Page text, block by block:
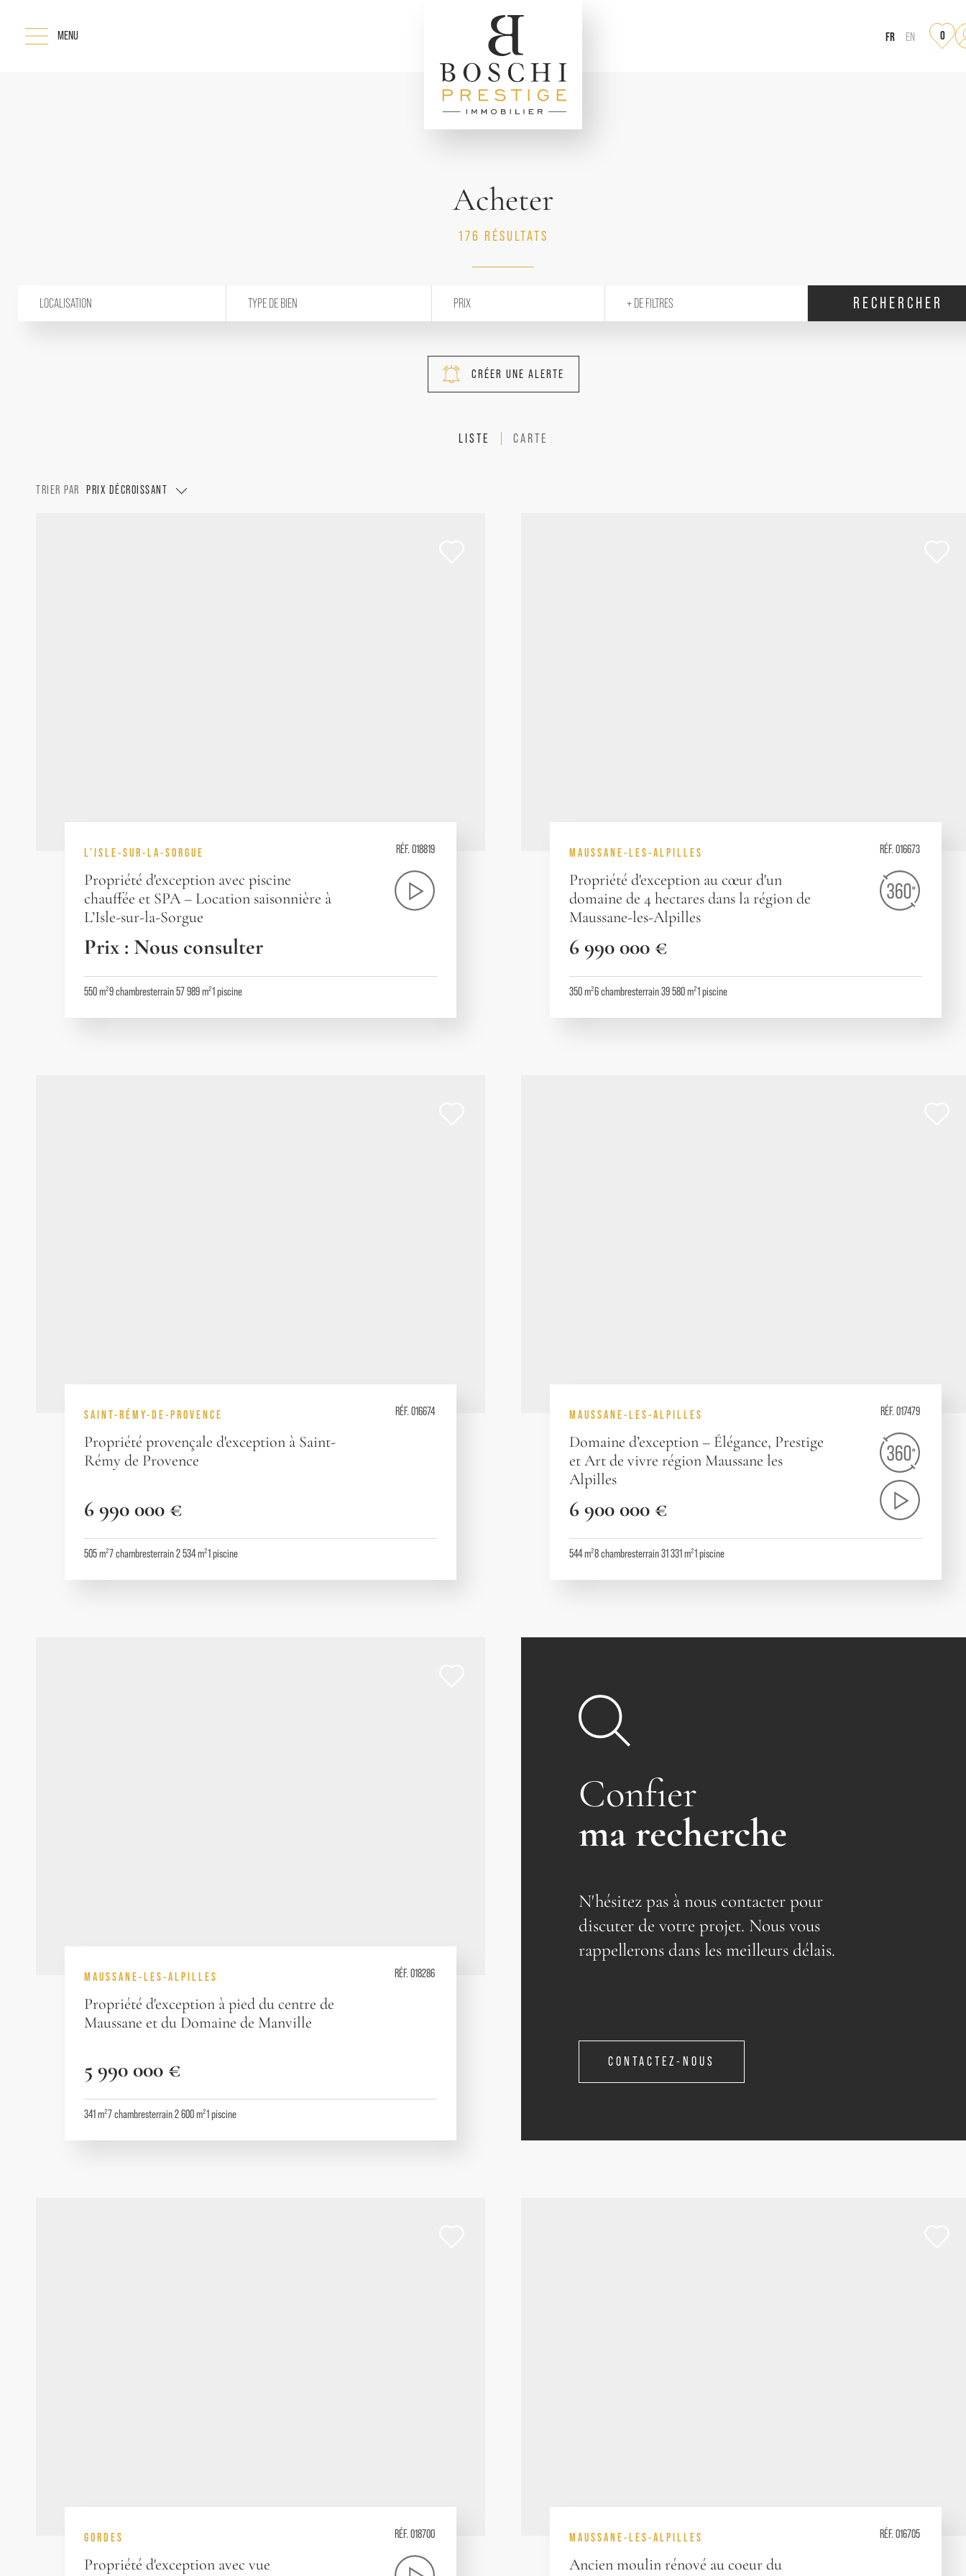
MENU FR EN 0
Acheter
176 RÉSULTATS
LOCALISATION TYPE DE BIEN PRIX + DE FILTRES RECHERCHER
CRÉER UNE ALERTE
LISTE CARTE
TRIER PAR PRIX DÉCROISSANT
L'ISLE-SUR-LA-SORGUE
Propriété d'exception avec piscine
chauffée et SPA – Location saisonnière à
L’Isle-sur-la-Sorgue
Prix : Nous consulter
RÉF. 018819
550 m²9chambresterrain 57 989 m²1piscine
MAUSSANE-LES-ALPILLES
Propriété d'exception au cœur d'un
domaine de 4 hectares dans la région de
Maussane-les-Alpilles
6 990 000 €
RÉF. 016673
350 m²6chambresterrain 39 580 m²1piscine
SAINT-RÉMY-DE-PROVENCE
Propriété provençale d'exception à Saint-
Rémy de Provence
6 990 000 €
RÉF. 016674
505 m²7chambresterrain 2 534 m²1piscine
MAUSSANE-LES-ALPILLES
Domaine d’exception – Élégance, Prestige
et Art de vivre région Maussane les
Alpilles
6 900 000 €
RÉF. 017479
544 m²8chambresterrain 31 331 m²1piscine
MAUSSANE-LES-ALPILLES
Propriété d'exception à pied du centre de
Maussane et du Domaine de Manville
5 990 000 €
RÉF. 018286
341 m²7chambresterrain 2 600 m²1piscine
Confier
ma recherche
N'hésitez pas à nous contacter pour
discuter de votre projet. Nous vous
rappellerons dans les meilleurs délais.
CONTACTEZ-NOUS
GORDES
Propriété d'exception avec vue
RÉF. 018700 MAUSSANE-LES-ALPILLES
Ancien moulin rénové au coeur du
RÉF. 016705